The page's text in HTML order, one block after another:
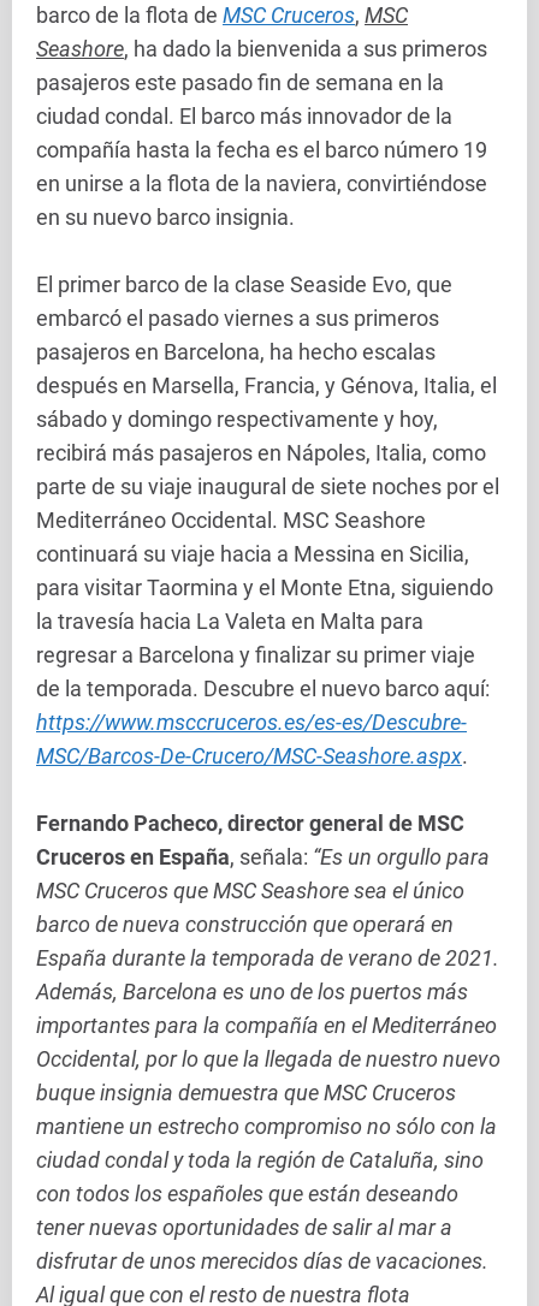
barco de la flota de MSC Cruceros, MSC
Seashore, ha dado la bienvenida a sus primeros
pasajeros este pasado fin de semana en la
ciudad condal. El barco más innovador de la
compañía hasta la fecha es el barco número 19
en unirse a la flota de la naviera, convirtiéndose
en su nuevo barco insignia.
El primer barco de la clase Seaside Evo, que
embarcó el pasado viernes a sus primeros
pasajeros en Barcelona, ha hecho escalas
después en Marsella, Francia, y Génova, Italia, el
sábado y domingo respectivamente y hoy,
recibirá más pasajeros en Nápoles, Italia, como
parte de su viaje inaugural de siete noches por el
Mediterráneo Occidental. MSC Seashore
continuará su viaje hacia a Messina en Sicilia,
para visitar Taormina y el Monte Etna, siguiendo
la travesía hacia La Valeta en Malta para
regresar a Barcelona y finalizar su primer viaje
de la temporada. Descubre el nuevo barco aquí:
https://www.msccruceros.es/es-es/Descubre-
MSC/Barcos-De-Crucero/MSC-Seashore.aspx.
Fernando Pacheco, director general de MSC
Cruceros en España, señala: “Es un orgullo para
MSC Cruceros que MSC Seashore sea el único
barco de nueva construcción que operará en
España durante la temporada de verano de 2021.
Además, Barcelona es uno de los puertos más
importantes para la compañía en el Mediterráneo
Occidental, por lo que la llegada de nuestro nuevo
buque insignia demuestra que MSC Cruceros
mantiene un estrecho compromiso no sólo con la
ciudad condal y toda la región de Cataluña, sino
con todos los españoles que están deseando
tener nuevas oportunidades de salir al mar a
disfrutar de unos merecidos días de vacaciones.
Al igual que con el resto de nuestra flota